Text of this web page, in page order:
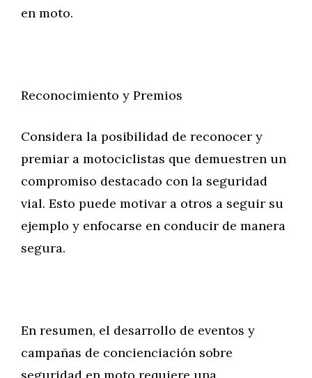
en moto.
Reconocimiento y Premios
Considera la posibilidad de reconocer y
premiar a motociclistas que demuestren un
compromiso destacado con la seguridad
vial. Esto puede motivar a otros a seguir su
ejemplo y enfocarse en conducir de manera
segura.
En resumen, el desarrollo de eventos y
campañas de concienciación sobre